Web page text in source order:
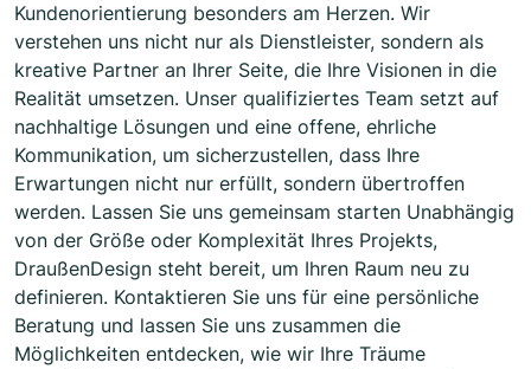
Kundenorientierung besonders am Herzen. Wir
verstehen uns nicht nur als Dienstleister, sondern als
kreative Partner an Ihrer Seite, die Ihre Visionen in die
Realität umsetzen. Unser qualifiziertes Team setzt auf
nachhaltige Lösungen und eine offene, ehrliche
Kommunikation, um sicherzustellen, dass Ihre
Erwartungen nicht nur erfüllt, sondern übertroffen
werden. Lassen Sie uns gemeinsam starten Unabhängig
von der Größe oder Komplexität Ihres Projekts,
DraußenDesign steht bereit, um Ihren Raum neu zu
definieren. Kontaktieren Sie uns für eine persönliche
Beratung und lassen Sie uns zusammen die
Möglichkeiten entdecken, wie wir Ihre Träume